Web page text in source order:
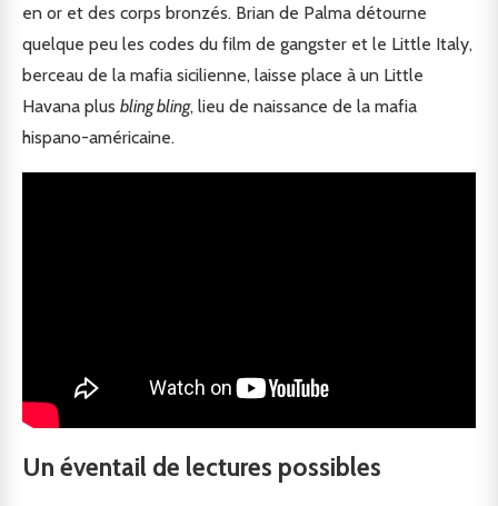
en or et des corps bronzés. Brian de Palma détourne
quelque peu les codes du film de gangster et le Little Italy,
berceau de la mafia sicilienne, laisse place à un Little
Havana plus bling bling, lieu de naissance de la mafia
hispano-américaine.
Un éventail de lectures possibles